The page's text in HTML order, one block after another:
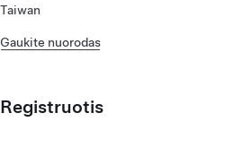
Taiwan
Gaukite nuorodas
Registruotis